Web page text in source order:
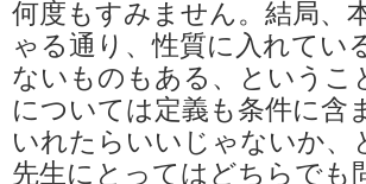
何度もすみません。結局、
ゃる通り、性質に入れてい
ないものもある、というこ
については定義も条件に含
いれたらいいじゃないか
先生にとってはどちらでも